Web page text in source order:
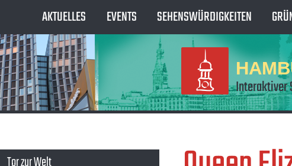
AKTUELLES EVENTS SEHENSWÜRDIGKEITEN
Interaktiver